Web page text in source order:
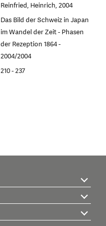
Reinfried, Heinrich, 2004
Das Bild der Schweiz in Japan
im Wandel der Zeit - Phasen
der Rezeption 1864 -
2004/2004
210 - 237